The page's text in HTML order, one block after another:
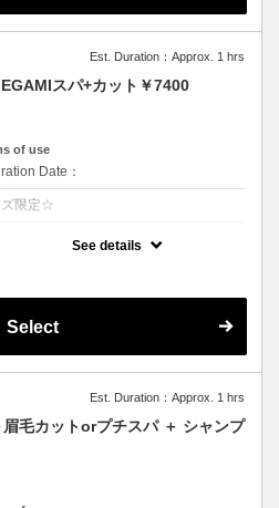
Est. Duration：Approx. 1 hrs
スパ+カット￥7400
of use
Date：
ズ限定☆
の匂いなどもなくなります☆（髪の毛
着しているカルシュウムを除去すること
り根本の立ち上がりが凄いです）
See details
Select
Est. Duration：Approx. 1 hrs
眉毛カットorプチスパ ＋ シャンプ